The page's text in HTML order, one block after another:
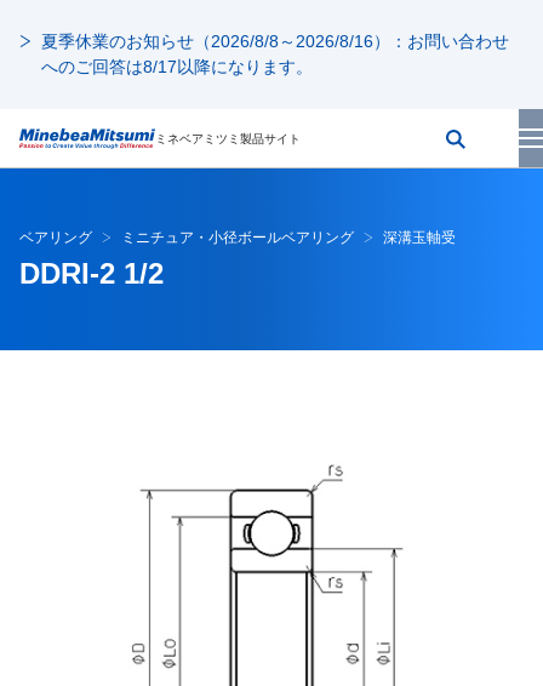
夏季休業のお知らせ（2026/8/8～2026/8/16）：お問い合わせ
へのご回答は8/17以降になります。
ミネベアミツミ製品サイト
ベアリング ミニチュア・小径ボールベアリング 深溝玉軸受
DDRI-2 1/2